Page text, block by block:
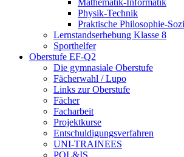
Mathematik-Informatik
Physik-Technik
Praktische Philosophie-
Lernstandserhebung Klasse 8
Sporthelfer
Oberstufe EF-Q2
Die gymnasiale Oberstufe
Fächerwahl / Lupo
Links zur Oberstufe
Fächer
Facharbeit
Projektkurse
Entschuldigungsverfahren
UNI-TRAINEES
POL&IS